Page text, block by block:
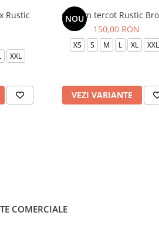
Rustic
XXL
NOU
Costum tercot Rustic
150,00 RON
XS S M L XL XXL
VEZI VARIANTE
COMERCIALE